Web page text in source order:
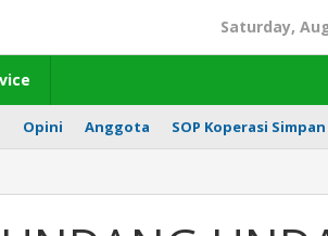
Saturday,
Opini Anggota SOP Koperasi